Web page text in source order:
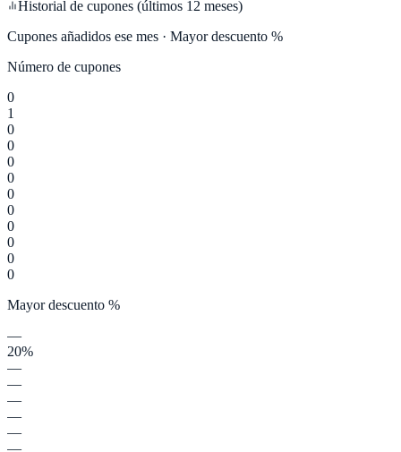
Historial de cupones (últimos 12 meses)
Cupones añadidos ese mes · Mayor descuento %
Número de cupones
0
1
0
0
0
0
0
0
0
0
0
0
Mayor descuento %
—
20%
—
—
—
—
—
—